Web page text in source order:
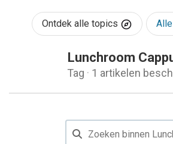
Ontdek alle topics
Lunchroom
Tag · 1 artikelen